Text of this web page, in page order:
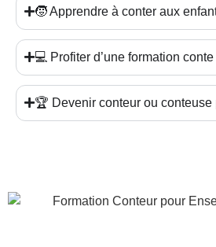
🧒 Apprendre à conter aux
💻 Profiter d’une formation
🏆 Devenir conteur ou